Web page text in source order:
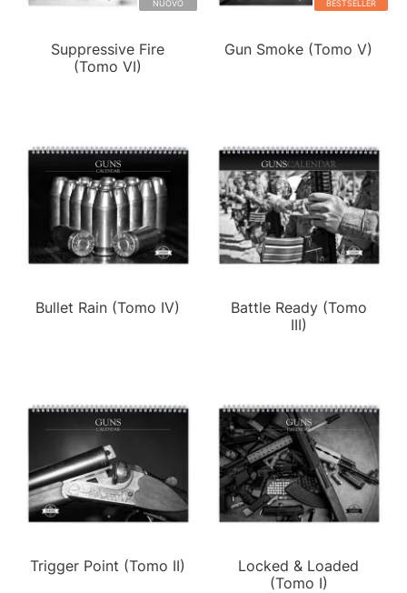
NUOVO
Suppressive Fire
(Tomo VI)
BESTSELLER
Gun Smoke (Tomo V)
Bullet Rain (Tomo IV)
Battle Ready (Tomo
III)
Trigger Point (Tomo II)
Locked & Loaded
(Tomo I)